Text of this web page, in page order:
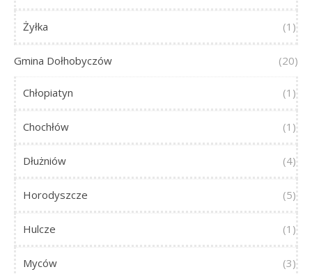
Żyłka (1)
Gmina Dołhobyczów (20)
Chłopiatyn (1)
Chochłów (1)
Dłużniów (4)
Horodyszcze (5)
Hulcze (1)
Myców (3)